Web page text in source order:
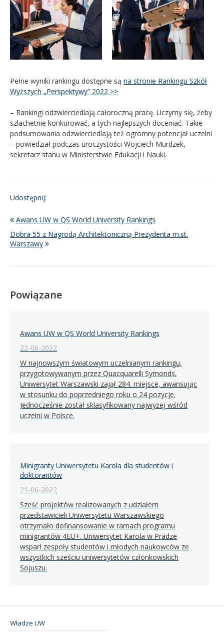
Pełne wyniki rankingu dostępne są na stronie Rankingu Szkół
Wyższych „Perspektywy” 2022 >>
– Rankingi odzwierciedlają całoroczną pracę. Uczymy się, żeby
szlachetnie konkurować, a tych najlepszych doceniać. Takie
podsumowania odzwierciedlają też ogromny potencjał uczelni
– powiedział podczas uroczystości Wojciech Murdzek,
sekretarz stanu w Ministerstwie Edukacji i Nauki.
Udostępnij:
Awans UW w QS World University Rankings
Dobra 55 z Nagrodą Architektoniczną Prezydenta m.st.
Warszawy
Powiązane
Awans UW w QS World University Rankings
22-06-2022
W najnowszym światowym uczelnianym rankingu,
przygotowywanym przez Quacquarelli Symonds,
Uniwersytet Warszawski zajął 284. miejsce, awansując
w stosunku do poprzedniego roku o 24 pozycje.
Jednocześnie został sklasyfikowany najwyżej wśród
uczelni w Polsce.
Minigranty Uniwersytetu Karola dla studentów i
doktorantów
21-06-2022
Sześć projektów realizowanych z udziałem
przedstawicieli Uniwersytetu Warszawskiego
otrzymało dofinansowanie w ramach programu
minigrantów 4EU+. Uniwersytet Karola w Pradze
wsparł zespoły studentów i młodych naukowców ze
wszystkich sześciu uniwersytetów członkowskich
Sojuszu.
Władze UW